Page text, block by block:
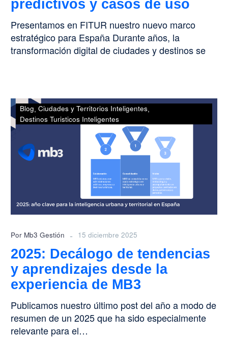
predictivos y casos de uso
Presentamos en FITUR nuestro nuevo marco
estratégico para España Durante años, la
transformación digital de ciudades y destinos se
2025:
Decálogo
de
tendencias
desde
la
experiencia
de
MB3
Blog Ciudades y Territorios Inteligentes
Destinos Turisticos Inteligentes
Por Mb3 Gestión - 15 diciembre 2025
2025: Decálogo de tendencias
y aprendizajes desde la
experiencia de MB3
Publicamos nuestro último post del año a modo de
resumen de un 2025 que ha sido especialmente
relevante para el…